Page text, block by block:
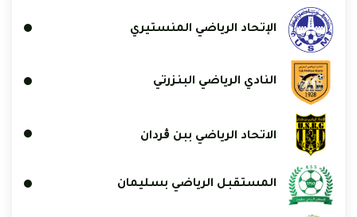
الإتحاد الرياضي المنستيري
النادي الرياضي البنزرتي
الاتحاد الرياضي ببن ڨردان
المستقبل الرياضي بسليمان